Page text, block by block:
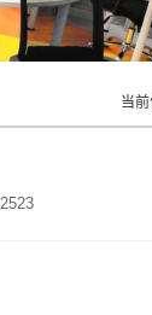
当前
2523